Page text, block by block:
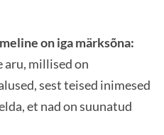
on iga märksõna:
aru, millised on
sest teised inimesed
et nad on suunatud